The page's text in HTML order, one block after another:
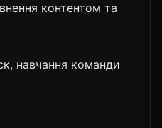
контентом та
навчання команди